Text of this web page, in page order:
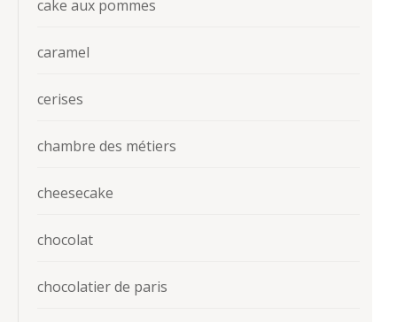
cake aux pommes
caramel
cerises
chambre des métiers
cheesecake
chocolat
chocolatier de paris